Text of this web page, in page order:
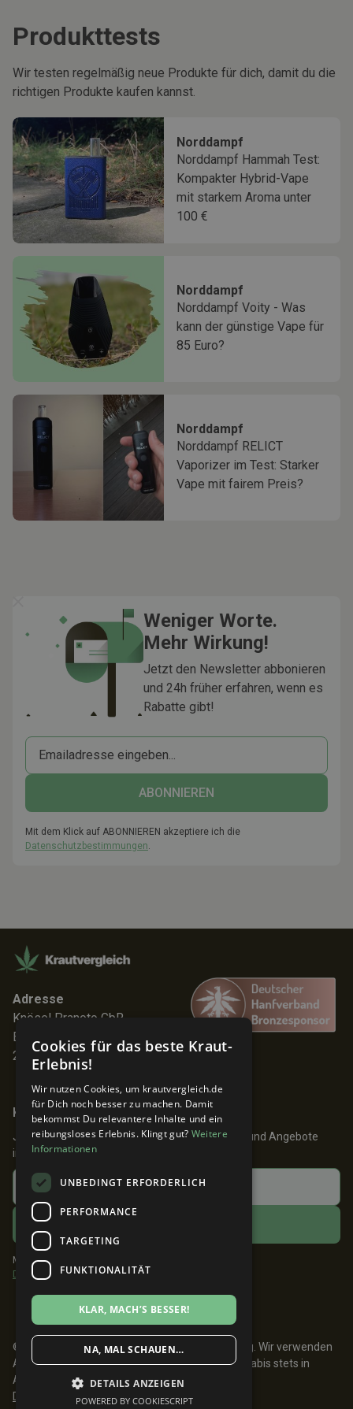
Produkttests
Wir testen regelmäßig neue Produkte für dich, damit du die
richtigen Produkte kaufen kannst.
Norddampf
Norddampf Hammah Test:
Kompakter Hybrid-Vape
mit starkem Aroma unter
100 €
Norddampf
Norddampf Voity - Was
kann der günstige Vape für
85 Euro?
Norddampf
Norddampf RELICT
Vaporizer im Test: Starker
Vape mit fairem Preis?
Weniger Worte.
Mehr Wirkung!
Jetzt den Newsletter abbonieren
und 24h früher erfahren, wenn es
Rabatte gibt!
Mit dem Klick auf ABONNIEREN akzeptiere ich die
Datenschutzbestimmungen
Adresse
Knösel Pranoto GbR
Elmenhorststr. 7
22767 Hamburg
Keine Angebote verpassen!
Jetzt anmelden und 24h früher über Aktionen und Angebote
informiert werden!
Mit dem Klick auf ABONNIEREN akzeptiere ich die
Datenschutzbestimmungen
© 2026 Krautvergleich. Made with 💚 in Hamburg. Wir verwenden
Affiliate Links. Medizinische Einnahme von Cannabis stets in
Absprache mit einem Arzt.
Datenschutz Impressum
Cookies für das beste Kraut-
Erlebnis!
Wir nutzen Cookies, um krautvergleich.de
für Dich noch besser zu machen. Damit
bekommst Du relevantere Inhalte und ein
reibungsloses Erlebnis. Klingt gut? Weitere
Informationen
UNBEDINGT ERFORDERLICH
PERFORMANCE
TARGETING
FUNKTIONALITÄT
KLAR, MACH’S BESSER!
NA, MAL SCHAUEN…
DETAILS ANZEIGEN
POWERED BY COOKIESCRIPT